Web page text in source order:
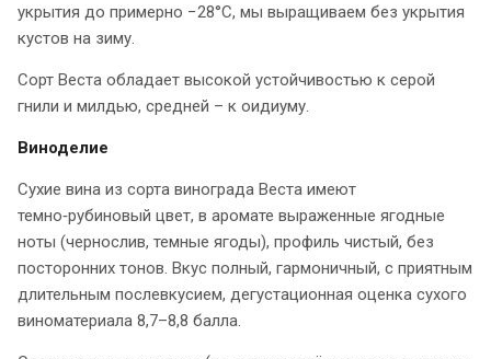
укрытия до примерно −28°C, мы выращиваем без укрытия
кустов на зиму.
Сорт Веста обладает высокой устойчивостью к серой
гнили и милдью, средней – к оидиуму.​
Виноделие
Сухие вина из сорта винограда Веста имеют
темно‑рубиновый цвет, в аромате выраженные ягодные
ноты (чернослив, темные ягоды), профиль чистый, без
посторонних тонов. Вкус полный, гармоничный, с приятным
длительным послевкусием, дегустационная оценка сухого
виноматериала 8,7–8,8 балла.